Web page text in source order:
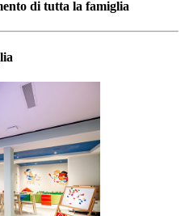
di tutta la famiglia